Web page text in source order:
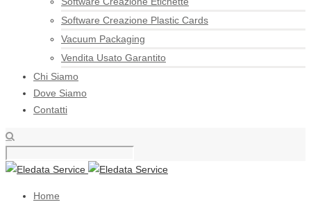
Software Creazione Plastic Cards
Vacuum Packaging
Vendita Usato Garantito
Chi Siamo
Dove Siamo
Contatti
Home